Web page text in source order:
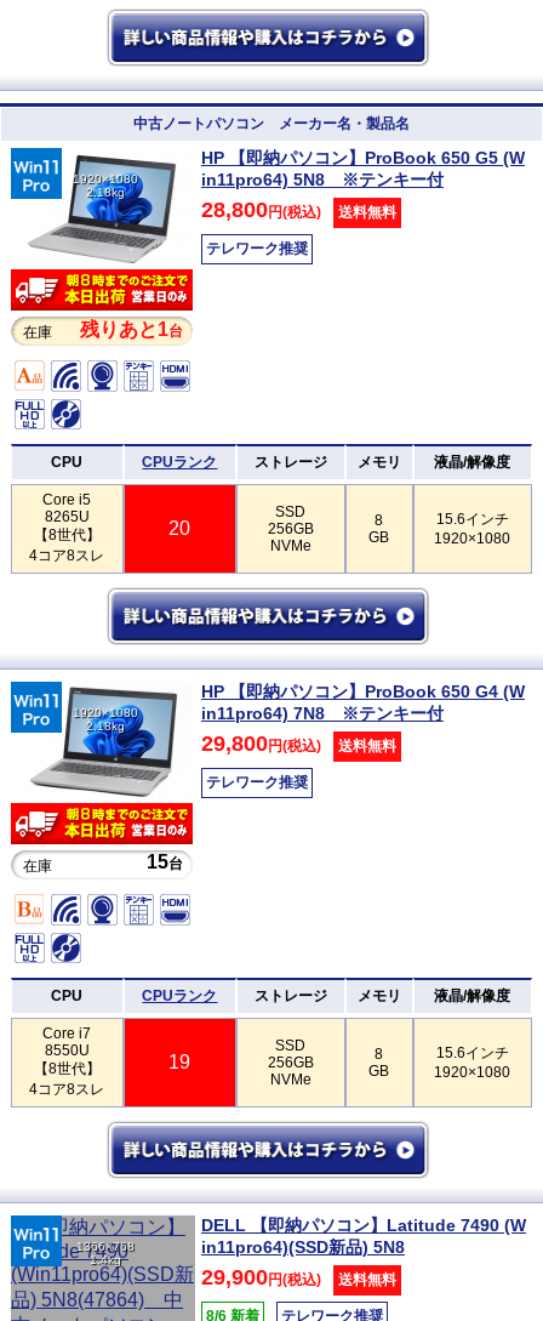
中古ノートパソコン メーカー名・製品名
1920×1080
2.18kg
在庫 残りあと1台
HP 【即納パソコン】ProBook 650 G5 (W
in11pro64) 5N8 ※テンキー付
28,800円(税込) 送料無料
テレワーク推奨
CPU CPUランク ストレージ メモリ 液晶/解像度
Core i5
8265U
【8世代】
4コア8スレ
20
SSD
256GB
NVMe
8
GB
15.6インチ
1920×1080
1920×1080
2.18kg
在庫 15台
HP 【即納パソコン】ProBook 650 G4 (W
in11pro64) 7N8 ※テンキー付
29,800円(税込) 送料無料
テレワーク推奨
CPU CPUランク ストレージ メモリ 液晶/解像度
Core i7
8550U
【8世代】
4コア8スレ
19
SSD
256GB
NVMe
8
GB
15.6インチ
1920×1080
1366×768
1.4kg
DELL 【即納パソコン】Latitude 7490 (W
in11pro64)(SSD新品) 5N8
29,900円(税込) 送料無料
8/6 新着 テレワーク推奨